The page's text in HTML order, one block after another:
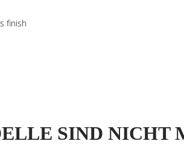
finish
SIND NICHT